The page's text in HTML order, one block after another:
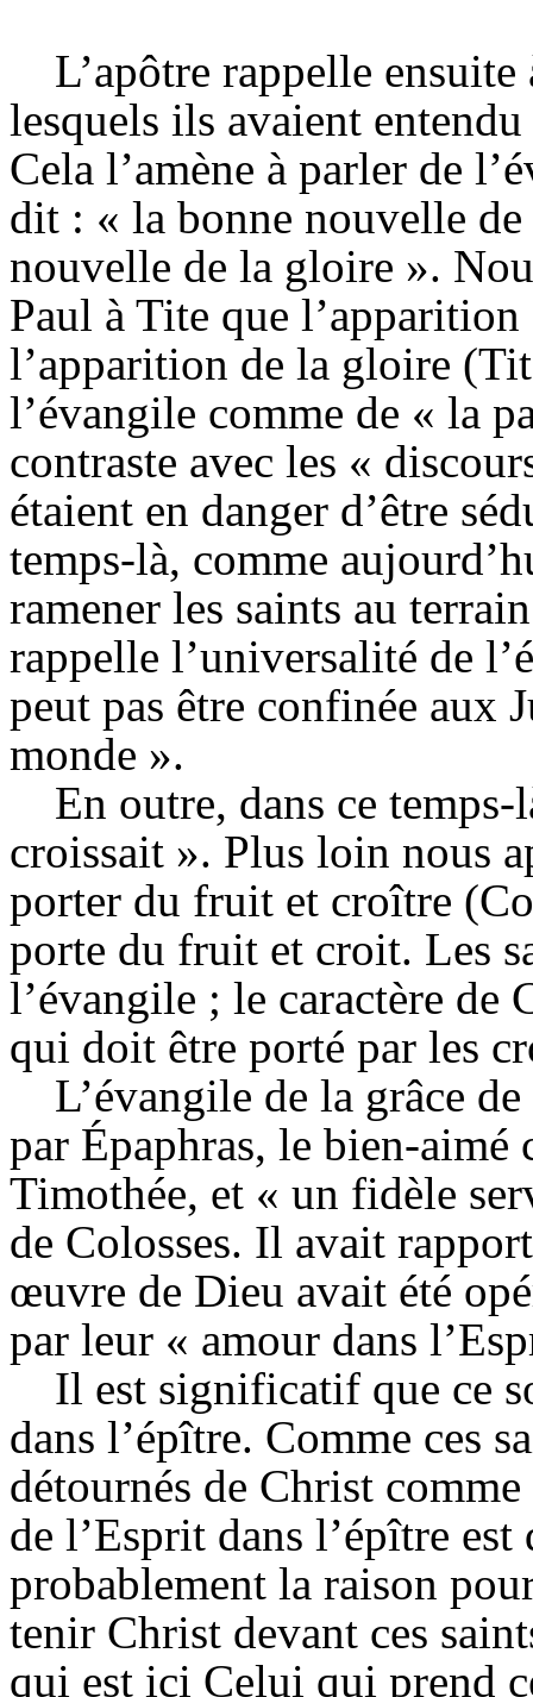
L’apôtre rappelle
lesquels ils avaient
Cela l’amène à parler de
dit : « la bonne nouvelle
nouvelle de la gloire ».
Paul à Tite que
l’apparition de la gloire
l’évangile comme de « la
contraste avec les «
étaient en danger d’être
temps-là, comme
ramener les saints au
rappelle l’universalité de
peut pas être confinée aux
monde ».
En outre, dans ce
croissait ». Plus loin nous
porter du fruit et croître
porte du fruit et croit. Les
l’évangile ; le caractère de
qui doit être porté par les
L’évangile de la grâce
par Épaphras, le bien-aimé
Timothée, et « un fidèle
de Colosses. Il avait
œuvre de Dieu avait été
par leur « amour dans
Il est significatif que ce
dans l’épître. Comme ces
détournés de Christ
de l’Esprit dans l’épître
probablement la raison
tenir Christ devant ces
qui est ici Celui qui prend